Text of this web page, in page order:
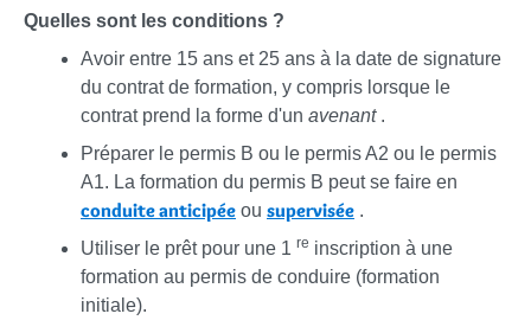
Quelles sont les conditions ?
Avoir entre 15 ans et 25 ans à la date de signature
du contrat de formation, y compris lorsque le
contrat prend la forme d'un avenant .
Préparer le permis B ou le permis A2 ou le permis
A1. La formation du permis B peut se faire en
conduite anticipée ou supervisée .
Utiliser le prêt pour une 1 re inscription à une
formation au permis de conduire (formation
initiale).